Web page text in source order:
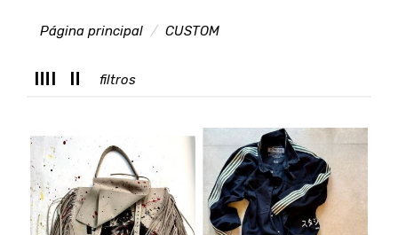
Página principal CUSTOM
filtros